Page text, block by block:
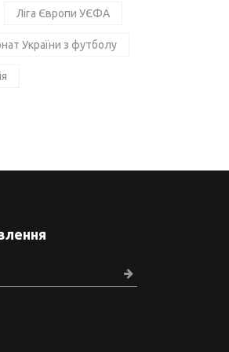
Ліга Європи УЄФА
України з футболу